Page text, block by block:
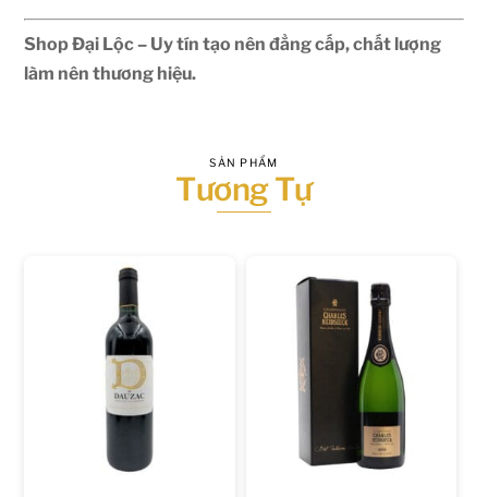
Shop Đại Lộc – Uy tín tạo nên đẳng cấp, chất lượng
làm nên thương hiệu.
SẢN PHẨM
Tương Tự